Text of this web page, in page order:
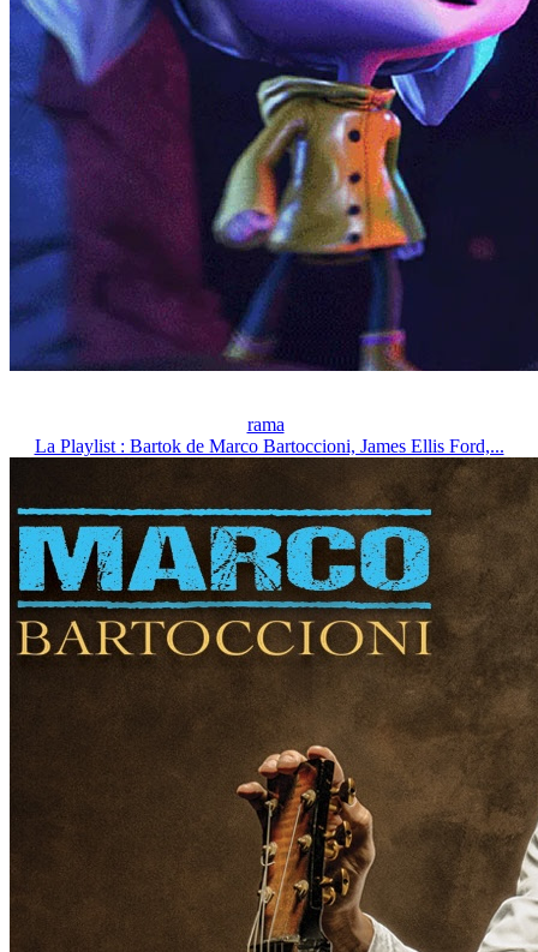
rama
La Playlist : Bartok de Marco Bartoccioni, James Ellis Ford,...